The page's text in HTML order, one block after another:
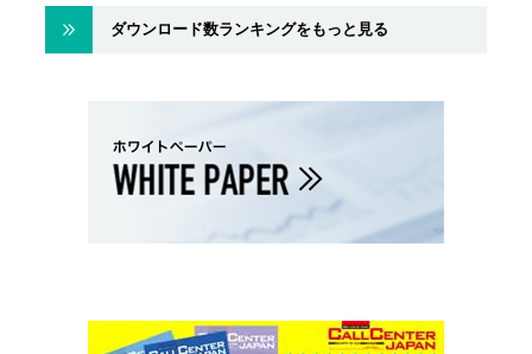
ダウンロード数ランキングをもっと見る